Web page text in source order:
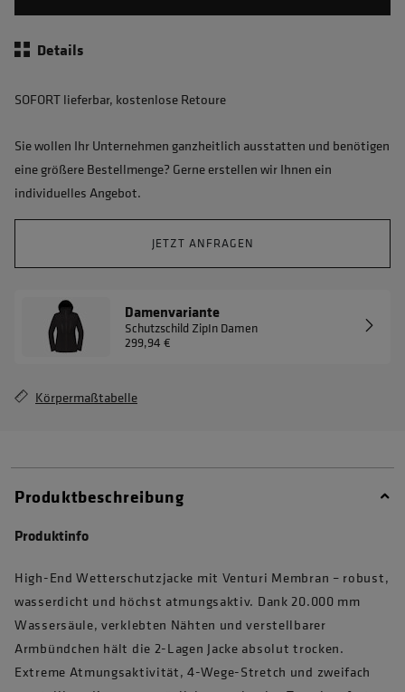
Details
SOFORT lieferbar, kostenlose Retoure
Sie wollen Ihr Unternehmen ganzheitlich ausstatten und benötigen
eine größere Bestellmenge? Gerne erstellen wir Ihnen ein
individuelles Angebot.
JETZT ANFRAGEN
Damenvariante
Schutzschild ZipIn Damen
299,94 €
Körpermaßtabelle
Produktbeschreibung
Produktinfo
High-End Wetterschutzjacke mit Venturi Membran – robust,
wasserdicht und höchst atmungsaktiv. Dank 20.000 mm
Wassersäule, verklebten Nähten und verstellbarer
Armbündchen hält die 2-Lagen Jacke absolut trocken.
Extreme Atmungsaktivität, 4-Wege-Stretch und zweifach